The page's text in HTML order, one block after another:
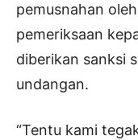
pemusnahan
pemeriksaan
diberikan sanksi
undangan.
“Tentu kami